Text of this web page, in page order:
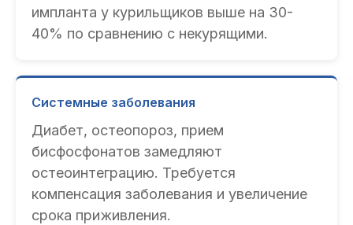
импланта у курильщиков выше на 30-
40% по сравнению с некурящими.
Системные заболевания
Диабет, остеопороз, прием
бисфосфонатов замедляют
остеоинтеграцию. Требуется
компенсация заболевания и увеличение
срока приживления.